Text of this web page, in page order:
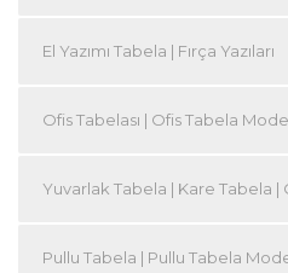
El Yazımı Tabela | Fırça Yazıları
Ofis Tabelası | Ofis Tabela
Yuvarlak Tabela | Kare Tabela |
Pullu Tabela | Pullu Tabela